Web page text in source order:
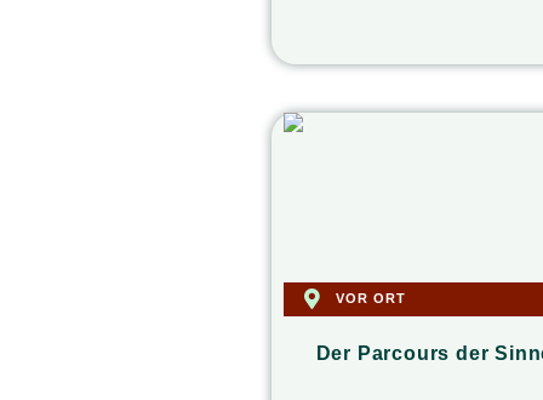
VOR ORT
Der Parcours der